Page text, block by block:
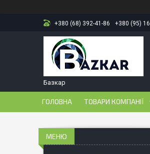
+380 (68) 392-41-86 +380 (95)
Базкар
ГОЛОВНА ТОВАРИ КОМПАНІЇ